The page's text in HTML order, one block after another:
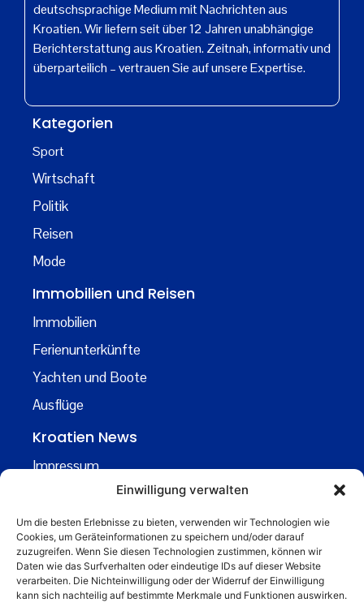
Einwilligung verwalten
Um die besten Erlebnisse zu bieten, verwenden wir Technologien wie
Cookies, um Geräteinformationen zu speichern und/oder darauf
zuzugreifen. Wenn Sie diesen Technologien zustimmen, können wir
Daten wie das Surfverhalten oder eindeutige IDs auf dieser Website
verarbeiten. Die Nichteinwilligung oder der Widerruf der Einwilligung
kann sich nachteilig auf bestimmte Merkmale und Funktionen auswirken.
deutschsprachige Medium mit Nachrichten aus
Kroatien. Wir liefern seit über 12 Jahren unabhängige
Berichterstattung aus Kroatien. Zeitnah, informativ und
überparteilich – vertrauen Sie auf unsere Expertise.
Kategorien
Sport
Wirtschaft
Politik
Reisen
Mode
Immobilien und Reisen
Immobilien
Ferienunterkünfte
Yachten und Boote
Ausflüge
Kroatien News
Impressum
Kontakt
Über uns
Business